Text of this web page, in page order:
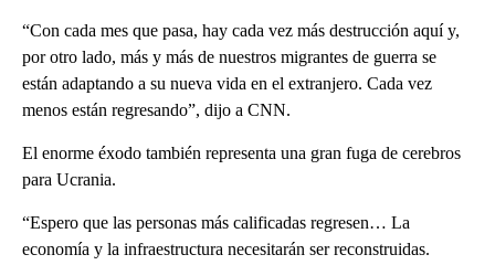
“Con cada mes que pasa, hay cada vez más destrucción aquí y,
por otro lado, más y más de nuestros migrantes de guerra se
están adaptando a su nueva vida en el extranjero. Cada vez
menos están regresando”, dijo a CNN.
El enorme éxodo también representa una gran fuga de cerebros
para Ucrania.
“Espero que las personas más calificadas regresen… La
economía y la infraestructura necesitarán ser reconstruidas.